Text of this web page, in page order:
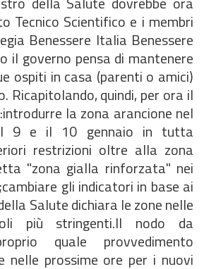
Tecnico Scientifico e i membri
Benessere Italia Benessere
il governo pensa di mantenere
ospiti in casa (parenti o amici)
Ricapitolando, quindi, per ora il
la zona arancione nel
9 e il 10 gennaio in tutta
restrizioni oltre alla zona
"zona gialla rinforzata" nei
gli indicatori in base ai
Salute dichiara le zone nelle
più stringenti.Il nodo da
quale provvedimento
nelle prossime ore per i nuovi